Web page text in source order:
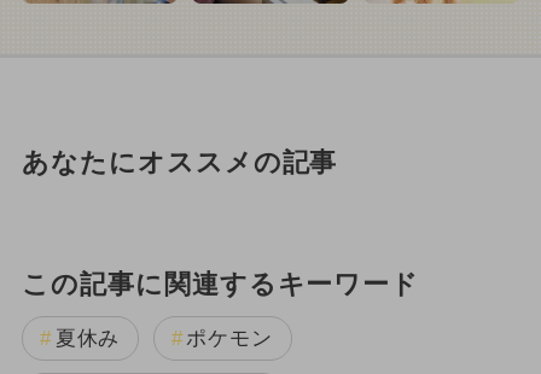
あなたにオススメの記事
この記事に関連するキーワード
夏休み ポケモン